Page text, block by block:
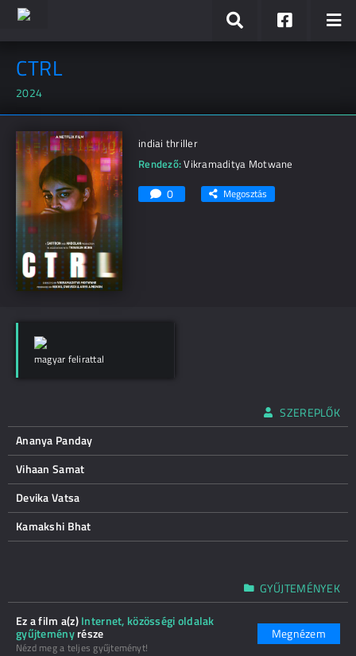
CTRL
2024
indiai thriller
Rendező:Vikramaditya Motwane
0 Megosztás
magyar felirattal
SZEREPLŐK
Ananya Panday
Vihaan Samat
Devika Vatsa
Kamakshi Bhat
GYŰJTEMÉNYEK
Ez a film a(z)Internet, közösségi oldalak
gyűjteményrésze
Nézd meg a teljes gyűjteményt!
Megnézem